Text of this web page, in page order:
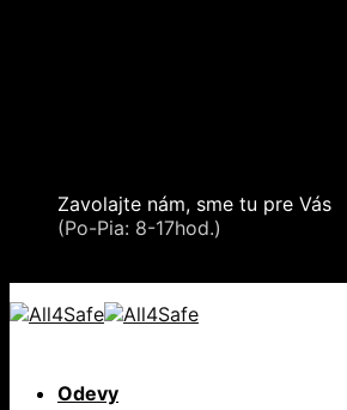
Zavolajte nám, sme tu pre Vás
(Po-Pia: 8-17hod.)
Odevy